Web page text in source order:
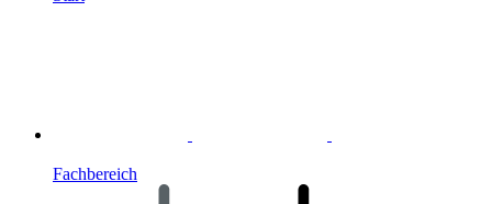
Fachbereich